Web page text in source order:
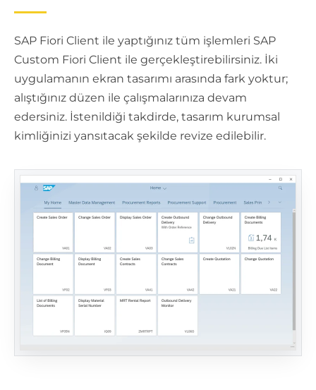
SAP Fiori Client ile yaptığınız tüm işlemleri SAP
Custom Fiori Client ile gerçekleştirebilirsiniz. İki
uygulamanın ekran tasarımı arasında fark yoktur;
alıştığınız düzen ile çalışmalarınıza devam
edersiniz. İstenildiği takdirde, tasarım kurumsal
kimliğinizi yansıtacak şekilde revize edilebilir.